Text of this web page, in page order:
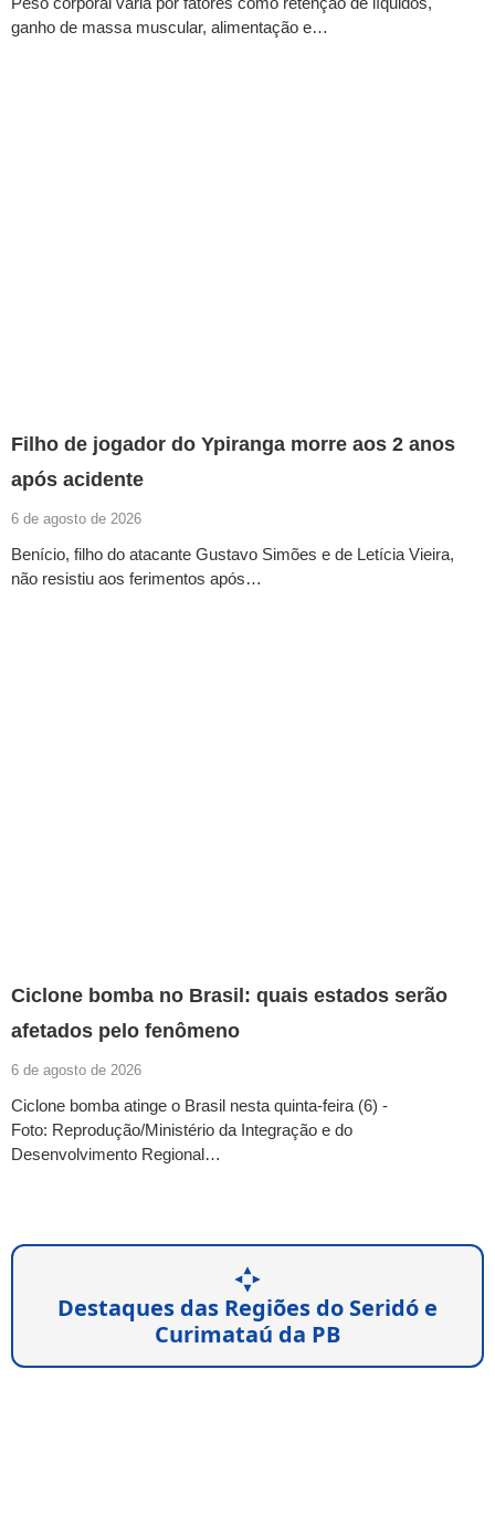
ganho de massa muscular, alimentação e…
Filho de jogador do Ypiranga morre aos 2 anos
após acidente
6 de agosto de 2026
Benício, filho do atacante Gustavo Simões e de Letícia Vieira,
não resistiu aos ferimentos após…
Ciclone bomba no Brasil: quais estados serão
afetados pelo fenômeno
6 de agosto de 2026
Ciclone bomba atinge o Brasil nesta quinta-feira (6) -
Foto: Reprodução/Ministério da Integração e do
Desenvolvimento Regional…
Destaques das Regiões do Seridó e
Curimataú da PB